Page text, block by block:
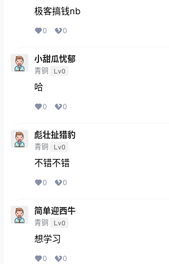
极客搞钱nb
0 0
小甜瓜忧郁
青铜 Lv0
哈
0 0
彪壮扯猎豹
青铜 Lv0
不错不错
0 0
简单迎西牛
青铜 Lv0
想学习
0 0